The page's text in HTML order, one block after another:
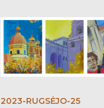
2023-RUGSĖJO-25